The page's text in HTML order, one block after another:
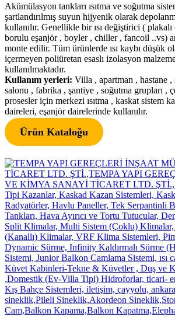
Akümülasyon tankları ısıtma ve soğutma
şartlandırılmış suyun hijyenik olarak
kullanılır. Genellikle bir ısı değiştirici ( plakalı
borulu eşanjör , boyler , chiller , fancoil ..vs)
monte edilir. Tüm ürünlerde ısı kaybı düşük
içermeyen poliüretan esaslı izolasyon
kullanılmaktadır.
Kullanım yerleri: Villa , apartman , hastane ,
salonu , fabrika , şantiye , soğutma grupları ,
prosesler için merkezi ısıtma , kaskat sistem
daireleri, eşanjör dairelerinde kullanılır.
Ürün Kataloğu